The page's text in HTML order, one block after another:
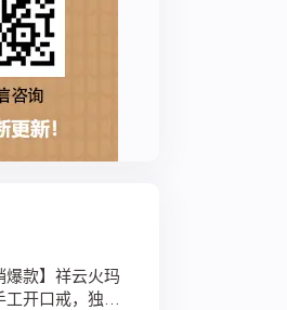
爆款】祥云火玛
工开口戒，独特